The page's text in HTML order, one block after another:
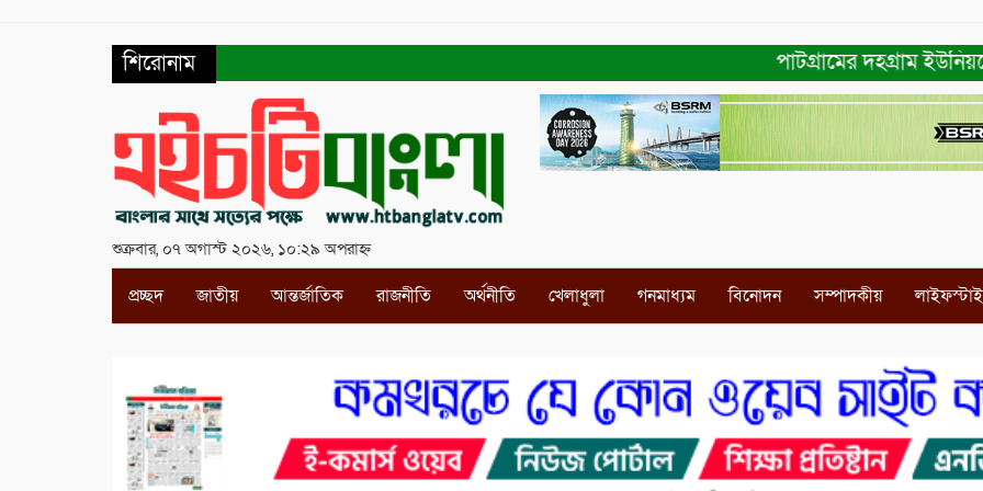
শিরোনাম পাটগ্রামের দহগ্রাম ইউনিয়নের
শুক্রবার, ০৭ অগাস্ট ২০২৬, ১০:২৯ অপরাহ্ন
প্রচ্ছদ জাতীয় আন্তর্জাতিক রাজনীতি অর্থনীতি খেলাধুলা গনমাধ্যম বিনোদন সম্পাদকীয়